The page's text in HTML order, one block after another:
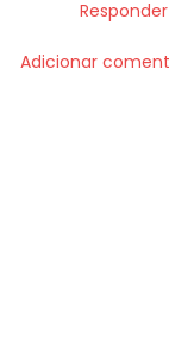
Responder
Adicionar